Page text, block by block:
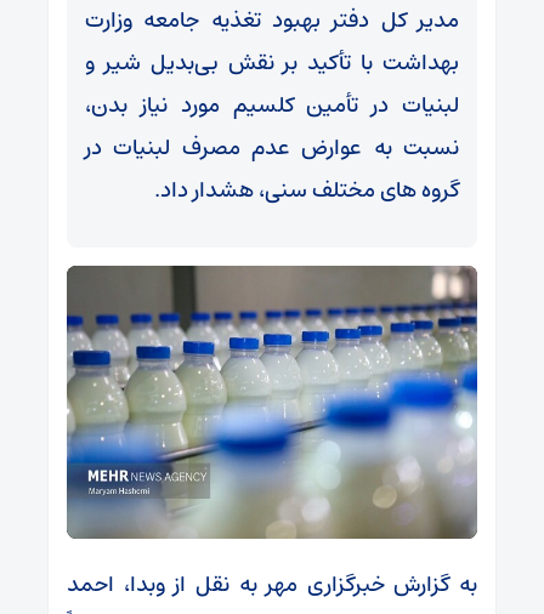
مدیر کل دفتر بهبود تغذیه جامعه وزارت
بهداشت با تأکید بر نقش بی‌بدیل شیر و
لبنیات در تأمین کلسیم مورد نیاز بدن،
نسبت به عوارض عدم مصرف لبنیات در
گروه های مختلف سنی، هشدار داد.
به گزارش خبرگزاری مهر به نقل از وبدا، احمد